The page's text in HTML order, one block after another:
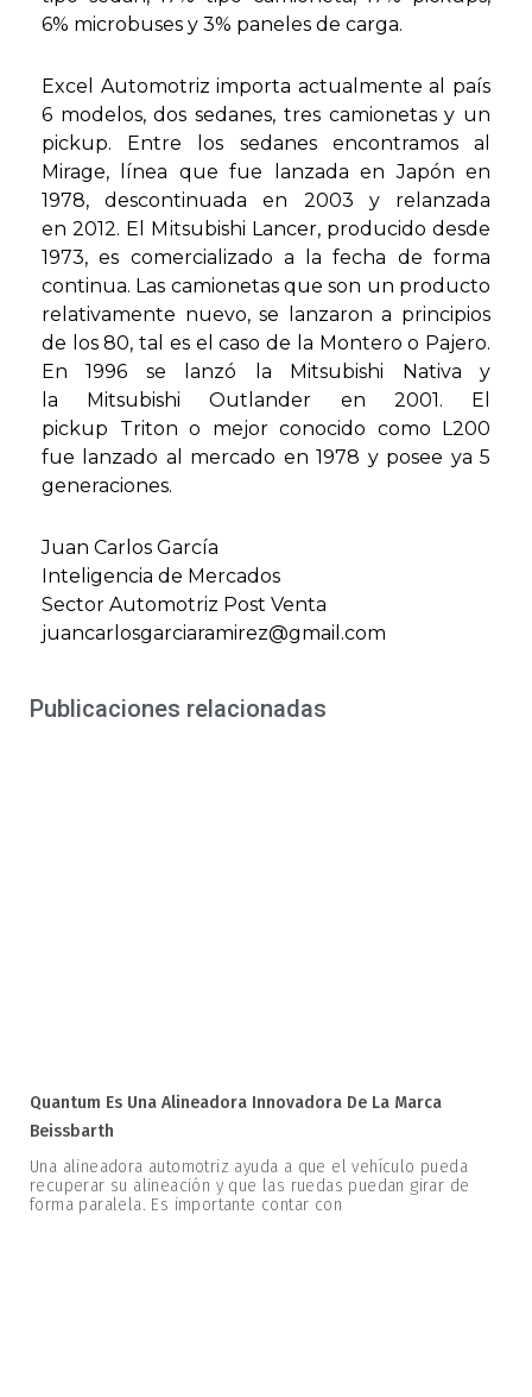
6% microbuses y 3% paneles de carga.
Excel Automotriz importa actualmente al país
6 modelos, dos sedanes, tres camionetas y un
pickup. Entre los sedanes encontramos al
Mirage, línea que fue lanzada en Japón en
1978, descontinuada en 2003 y relanzada
en 2012. El Mitsubishi Lancer, producido desde
1973, es comercializado a la fecha de forma
continua. Las camionetas que son un producto
relativamente nuevo, se lanzaron a principios
de los 80, tal es el caso de la Montero o Pajero.
En 1996 se lanzó la Mitsubishi Nativa y
la Mitsubishi Outlander en 2001. El
pickup Triton o mejor conocido como L200
fue lanzado al mercado en 1978 y posee ya 5
generaciones.
Juan Carlos García
Inteligencia de Mercados
Sector Automotriz Post Venta
juancarlosgarciaramirez@gmail.com
Publicaciones relacionadas
Quantum Es Una Alineadora Innovadora De La Marca
Beissbarth
Una alineadora automotriz ayuda a que el vehículo pueda
recuperar su alineación y que las ruedas puedan girar de
forma paralela. Es importante contar con